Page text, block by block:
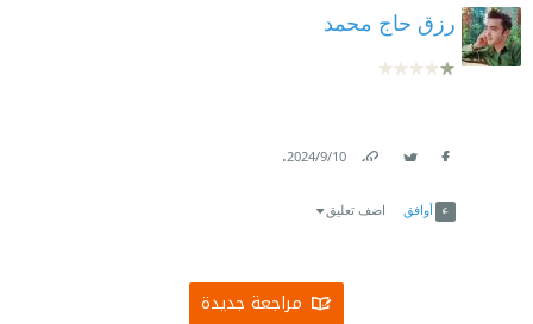
رزق حاج محمد
10‏/9‏/2024
.
أوافق اضف تعليق
مراجعة جديدة